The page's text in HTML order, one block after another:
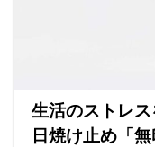
生活のストレ
日焼け止め「